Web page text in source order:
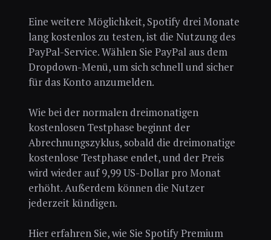
Eine weitere Möglichkeit, Spotify drei Monate
lang kostenlos zu testen, ist die Nutzung des
PayPal-Service. Wählen Sie PayPal aus dem
Dropdown-Menü, um sich schnell und sicher
für das Konto anzumelden.
Wie bei der normalen dreimonatigen
kostenlosen Testphase beginnt der
Abrechnungszyklus, sobald die dreimonatige
kostenlose Testphase endet, und der Preis
wird wieder auf 9,99 US-Dollar pro Monat
erhöht. Außerdem können die Nutzer
jederzeit kündigen.
Hier erfahren Sie, wie Sie Spotify Premium